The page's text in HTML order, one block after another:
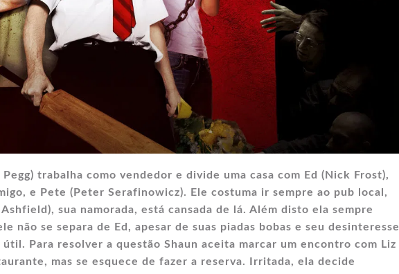
Pegg) trabalha como vendedor e divide uma casa com Ed (Nick Frost),
e Pete (Peter Serafinowicz). Ele costuma ir sempre ao pub local,
Ashfield), sua namorada, está cansada de lá. Além disto ela sempre
não se separa de Ed, apesar de suas piadas bobas e seu desinteresse
útil. Para resolver a questão Shaun aceita marcar um encontro com Liz
mas se esquece de fazer a reserva. Irritada, ela decide